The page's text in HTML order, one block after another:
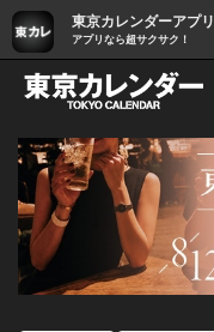
東京カレンダーアプリ
アプリなら超サクサク！